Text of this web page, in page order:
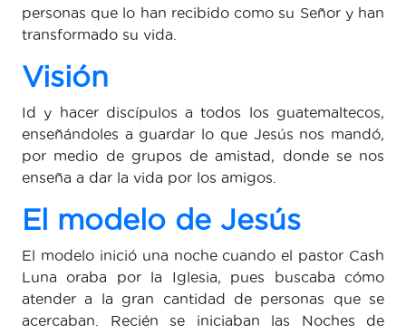
personas que lo han recibido como su Señor y han
transformado su vida.
Visión
Id y hacer discípulos a todos los guatemaltecos,
enseñándoles a guardar lo que Jesús nos mandó,
por medio de grupos de amistad, donde se nos
enseña a dar la vida por los amigos.
El modelo de Jesús
El modelo inició una noche cuando el pastor Cash
Luna oraba por la Iglesia, pues buscaba cómo
atender a la gran cantidad de personas que se
acercaban. Recién se iniciaban las Noches de